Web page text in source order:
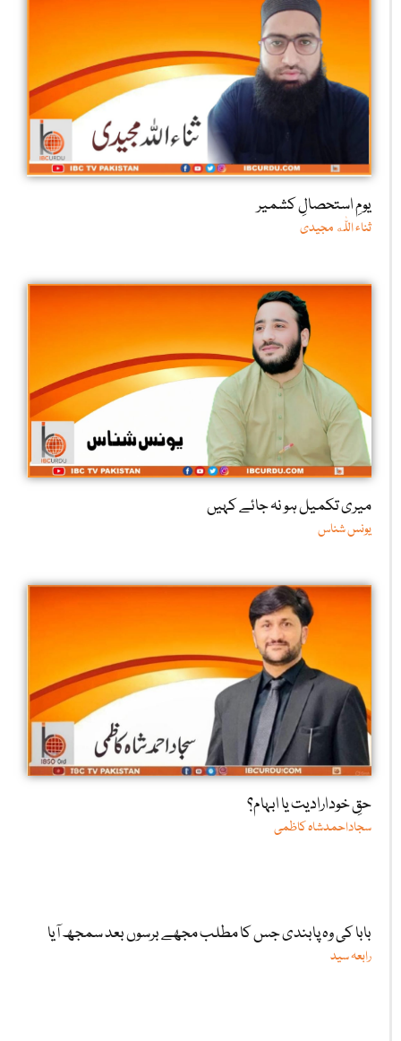
یومِ استحصالِ کشمیر
ثناء اللّٰه مجیدی
میری تکمیل ہو نہ جائے کہیں
یونس شناس
حقِ خودارادیت یا ابہام؟
سجاداحمدشاہ کاظمی
بابا کی وہ پابندی جس کا مطلب مجھے برسوں بعد سمجھ آیا
رابعہ سید